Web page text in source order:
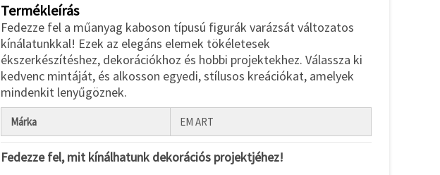
Termékleírás
Fedezze fel a műanyag kaboson típusú figurák varázsát változatos
kínálatunkkal! Ezek az elegáns elemek tökéletesek
ékszerkészítéshez, dekorációkhoz és hobbi projektekhez. Válassza ki
kedvenc mintáját, és alkosson egyedi, stílusos kreációkat, amelyek
mindenkit lenyűgöznek.
Márka EM ART
Fedezze fel, mit kínálhatunk dekorációs projektjéhez!